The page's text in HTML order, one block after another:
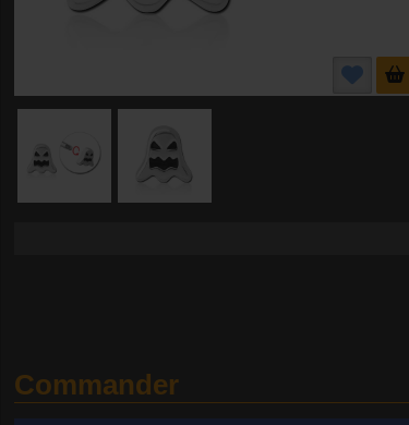
Commander